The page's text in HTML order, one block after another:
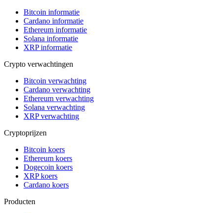
Bitcoin informatie
Cardano informatie
Ethereum informatie
Solana informatie
XRP informatie
Crypto verwachtingen
Bitcoin verwachting
Cardano verwachting
Ethereum verwachting
Solana verwachting
XRP verwachting
Cryptoprijzen
Bitcoin koers
Ethereum koers
Dogecoin koers
XRP koers
Cardano koers
Producten